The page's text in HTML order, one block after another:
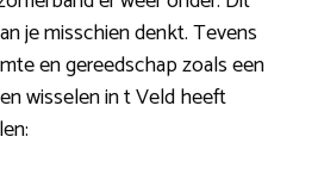
je misschien denkt. Tevens
en gereedschap zoals een
wisselen in t Veld heeft